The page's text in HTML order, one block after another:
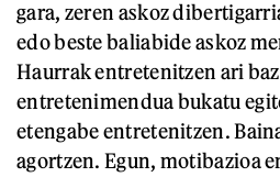
gara, zeren askoz
edo beste baliabide askoz
Haurrak entretenitzen ari
entretenimendua bukatu
etengabe entretenitzen.
agortzen. Egun, motibazioa